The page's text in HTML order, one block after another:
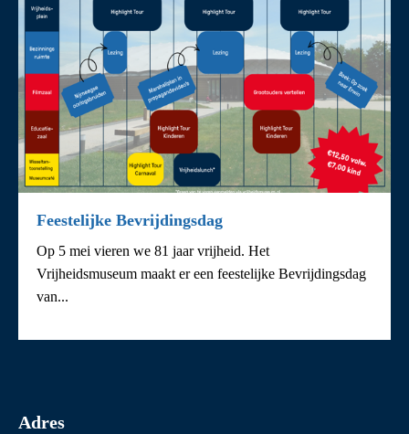
Feestelijke Bevrijdingsdag
Op 5 mei vieren we 81 jaar vrijheid. Het
Vrijheidsmuseum maakt er een feestelijke Bevrijdingsdag
van...
Adres